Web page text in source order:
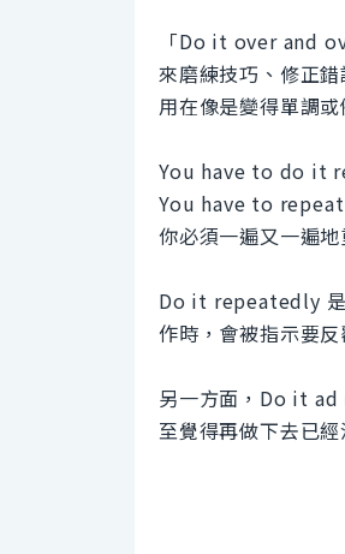
「Do it over and
來磨練技巧、修正
用在像是變得單調
You have to do it
You have to
你必須一遍又一遍
Do it repeatedly 是
作時，會被指示要反
另一方面，Do it ad
至覺得再做下去已